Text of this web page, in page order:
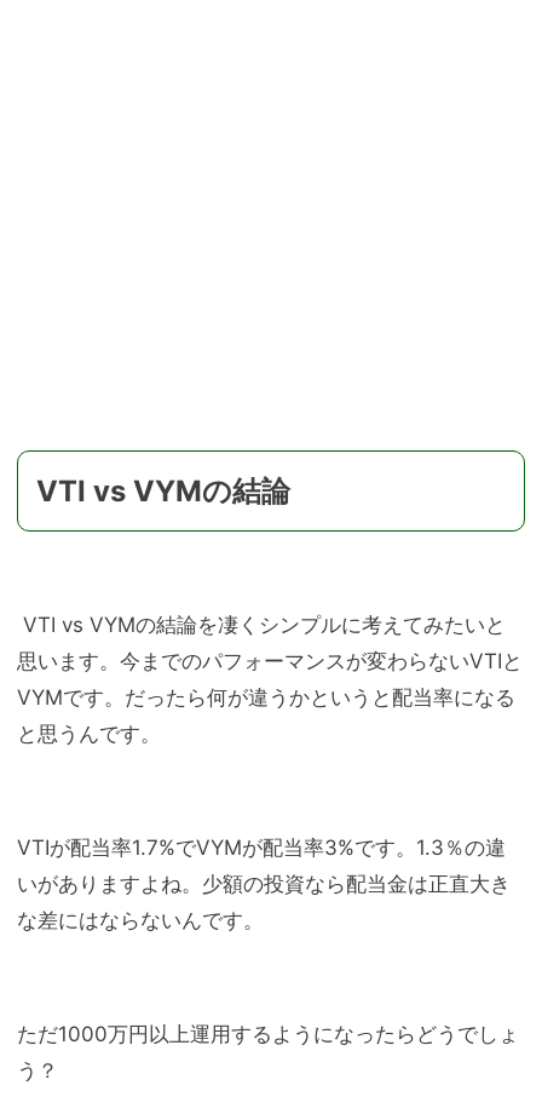
VTI vs VYMの結論
VTI vs VYMの結論を凄くシンプルに考えてみたいと
思います。今までのパフォーマンスが変わらないVTIと
VYMです。だったら何が違うかというと配当率になる
と思うんです。
VTIが配当率1.7%でVYMが配当率3%です。1.3％の違
いがありますよね。少額の投資なら配当金は正直大き
な差にはならないんです。
ただ1000万円以上運用するようになったらどうでしょ
う？